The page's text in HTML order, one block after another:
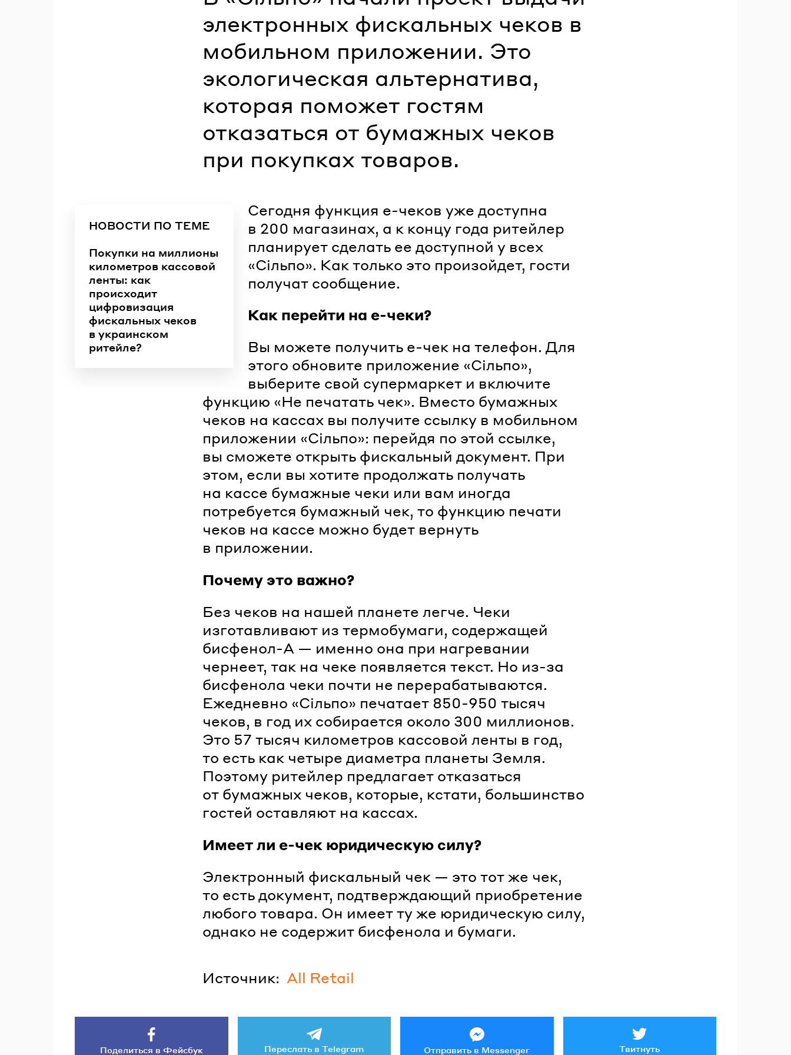
электронных фискальных чеков в
мобильном приложении. Это
экологическая альтернатива,
которая поможет гостям
отказаться от бумажных чеков
при покупках товаров.
НОВОСТИ ПО ТЕМЕ
Покупки на миллионы
километров кассовой
ленты: как
происходит
цифровизация
фискальных чеков
в украинском
ритейле?
Сегодня функция е-чеков уже доступна
в 200 магазинах, а к концу года ритейлер
планирует сделать ее доступной у всех
«Сільпо». Как только это произойдет, гости
получат сообщение.
Как перейти на е-чеки?
Вы можете получить е-чек на телефон. Для
этого обновите приложение «Сільпо»,
выберите свой супермаркет и включите
функцию «Не печатать чек». Вместо бумажных
чеков на кассах вы получите ссылку в мобильном
приложении «Сільпо»: перейдя по этой ссылке,
вы сможете открыть фискальный документ. При
этом, если вы хотите продолжать получать
на кассе бумажные чеки или вам иногда
потребуется бумажный чек, то функцию печати
чеков на кассе можно будет вернуть
в приложении.
Почему это важно?
Без чеков на нашей планете легче. Чеки
изготавливают из термобумаги, содержащей
бисфенол-А — именно она при нагревании
чернеет, так на чеке появляется текст. Но из-за
бисфенола чеки почти не перерабатываются.
Ежедневно «Сільпо» печатает 850-950 тысяч
чеков, в год их собирается около 300 миллионов.
Это 57 тысяч километров кассовой ленты в год,
то есть как четыре диаметра планеты Земля.
Поэтому ритейлер предлагает отказаться
от бумажных чеков, которые, кстати, большинство
гостей оставляют на кассах.
Имеет ли е-чек юридическую силу?
Электронный фискальный чек — это тот же чек,
то есть документ, подтверждающий приобретение
любого товара. Он имеет ту же юридическую силу,
однако не содержит бисфенола и бумаги.
Источник: All Retail
Поделиться в Фейсбук Переслать в Telegram Отправить в Messenger Твитнуть